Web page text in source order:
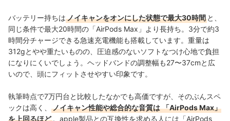
バッテリー持ちはノイキャンをオンにした状態で最大30時間 と、
同じ条件で最大20時間の「AirPods Max」より長持ち。3分で約3
時間分チャージできる急速充電機能も搭載しています。重量は
312gとやや重たいものの、圧迫感のないソフトなつけ心地で負担
になりにくいでしょう。 ヘッドバンドの調整幅も27〜37cmと広
いので、頭にフィットさせやすい印象です。
執筆時点で7万円台と比較したなかでも高価ですが、そのぶんスペ
ックは高く、
ノイキャン性能や総合的な音質は 「AirPods Max」
を上回るほど 。apple製品との互換性を求める人には「AirPods